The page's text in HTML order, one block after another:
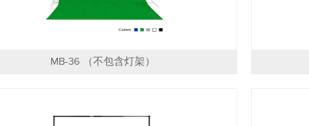
MB-36 （不包含灯架）